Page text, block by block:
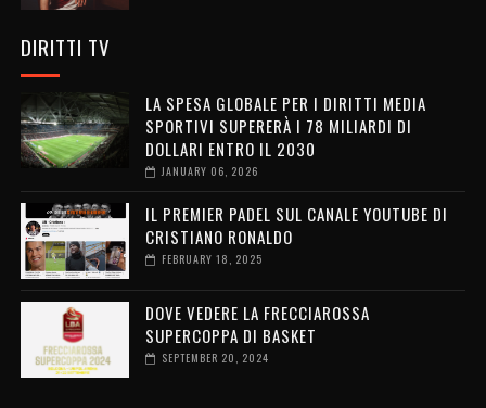
DIRITTI TV
LA SPESA GLOBALE PER I DIRITTI MEDIA
SPORTIVI SUPERERÀ I 78 MILIARDI DI
DOLLARI ENTRO IL 2030
JANUARY 06, 2026
IL PREMIER PADEL SUL CANALE YOUTUBE DI
CRISTIANO RONALDO
FEBRUARY 18, 2025
DOVE VEDERE LA FRECCIAROSSA
SUPERCOPPA DI BASKET
SEPTEMBER 20, 2024